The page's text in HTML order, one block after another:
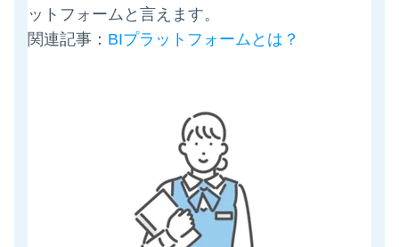
ットフォームと言えます。
関連記事： BIプラットフォームとは？